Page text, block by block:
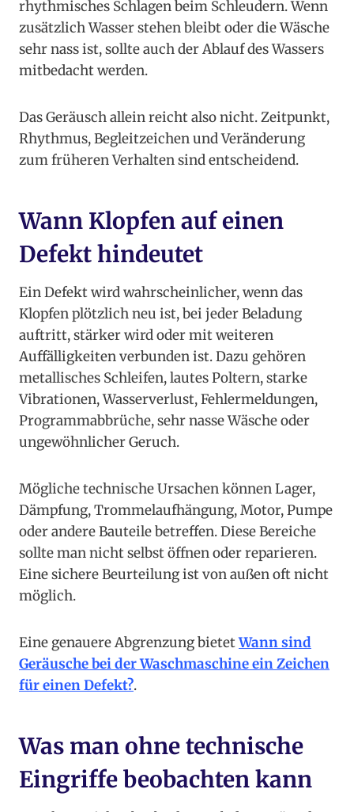
rhythmisches Schlagen beim Schleudern. Wenn
zusätzlich Wasser stehen bleibt oder die Wäsche
sehr nass ist, sollte auch der Ablauf des Wassers
mitbedacht werden.
Das Geräusch allein reicht also nicht. Zeitpunkt,
Rhythmus, Begleitzeichen und Veränderung
zum früheren Verhalten sind entscheidend.
Wann Klopfen auf einen
Defekt hindeutet
Ein Defekt wird wahrscheinlicher, wenn das
Klopfen plötzlich neu ist, bei jeder Beladung
auftritt, stärker wird oder mit weiteren
Auffälligkeiten verbunden ist. Dazu gehören
metallisches Schleifen, lautes Poltern, starke
Vibrationen, Wasserverlust, Fehlermeldungen,
Programmabbrüche, sehr nasse Wäsche oder
ungewöhnlicher Geruch.
Mögliche technische Ursachen können Lager,
Dämpfung, Trommelaufhängung, Motor, Pumpe
oder andere Bauteile betreffen. Diese Bereiche
sollte man nicht selbst öffnen oder reparieren.
Eine sichere Beurteilung ist von außen oft nicht
möglich.
Eine genauere Abgrenzung bietetWann sind
Geräusche bei der Waschmaschine ein Zeichen
für einen Defekt?.
Was man ohne technische
Eingriffe beobachten kann